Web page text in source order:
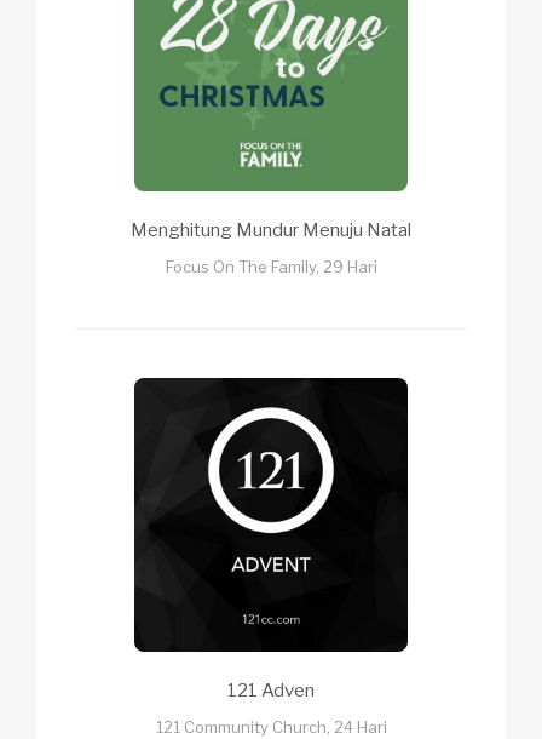
Menghitung Mundur Menuju Natal
Focus On The Family, 29 Hari
121 Adven
121 Community Church, 24 Hari